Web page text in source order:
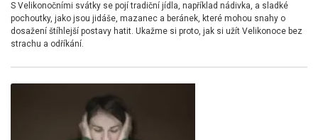
S Velikonočními svátky se pojí tradiční jídla, například nádivka, a sladké
pochoutky, jako jsou jidáše, mazanec a beránek, které mohou snahy o
dosažení štíhlejší postavy hatit. Ukažme si proto, jak si užít Velikonoce bez
strachu a odříkání.